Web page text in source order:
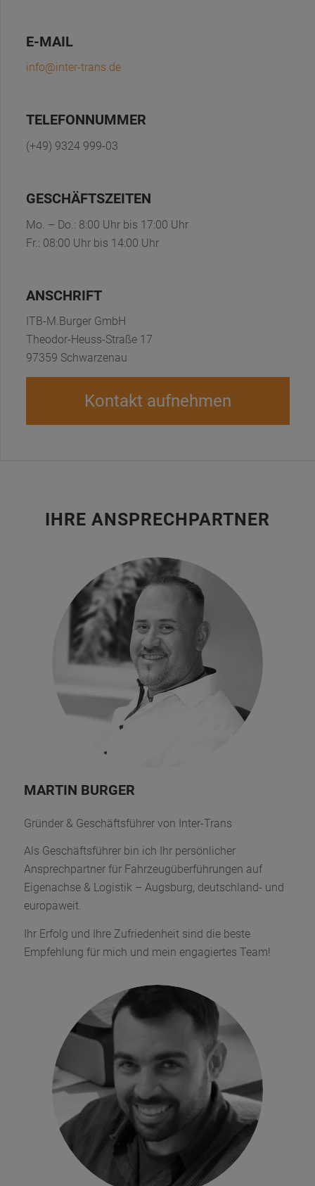
E-MAIL
info@inter-trans.de
TELEFONNUMMER
(+49) 9324 999-03
GESCHÄFTSZEITEN
Mo. – Do.: 8:00 Uhr bis 17:00 Uhr
Fr.: 08:00 Uhr bis 14:00 Uhr
ANSCHRIFT
ITB-M.Burger GmbH
Theodor-Heuss-Straße 17
97359 Schwarzenau
Kontakt aufnehmen
IHRE ANSPRECHPARTNER
MARTIN BURGER
Gründer & Geschäftsführer von Inter-Trans
Als Geschäftsführer bin ich Ihr persönlicher
Ansprechpartner für Fahrzeugüberführungen auf
Eigenachse & Logistik – Augsburg, deutschland- und
europaweit.
Ihr Erfolg und Ihre Zufriedenheit sind die beste
Empfehlung für mich und mein engagiertes Team!